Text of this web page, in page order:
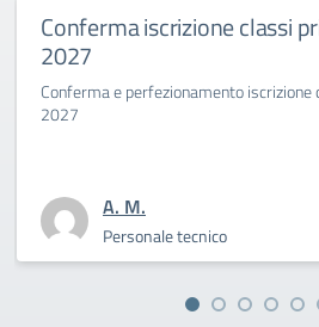
iscrizione classi prime a.s.
iscrizione classi prime a.s.
tecnico